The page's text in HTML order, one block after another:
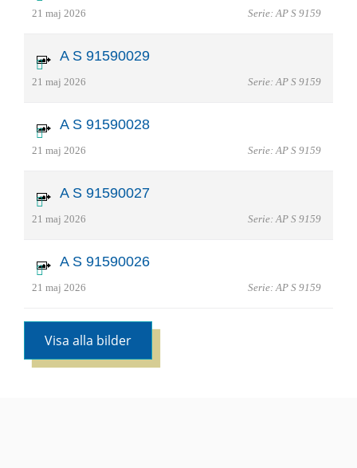
21 maj 2026 Serie: AP S 9159
A S 91590029
21 maj 2026 Serie: AP S 9159
A S 91590028
21 maj 2026 Serie: AP S 9159
A S 91590027
21 maj 2026 Serie: AP S 9159
A S 91590026
21 maj 2026 Serie: AP S 9159
Visa alla bilder